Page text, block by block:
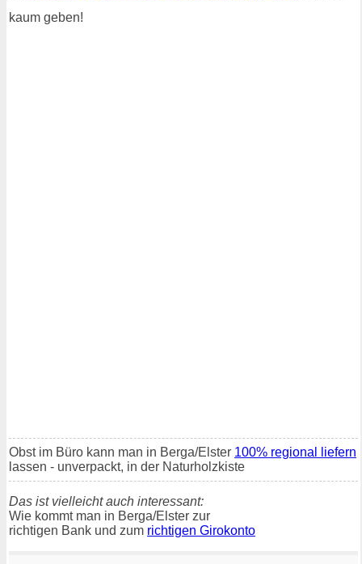
kaum geben!
Obst im Büro kann man in Berga/Elster 100% regional liefern
lassen - unverpackt, in der Naturholzkiste
Das ist vielleicht auch interessant:
Wie kommt man in Berga/Elster zur
richtigen Bank und zum richtigen Girokonto